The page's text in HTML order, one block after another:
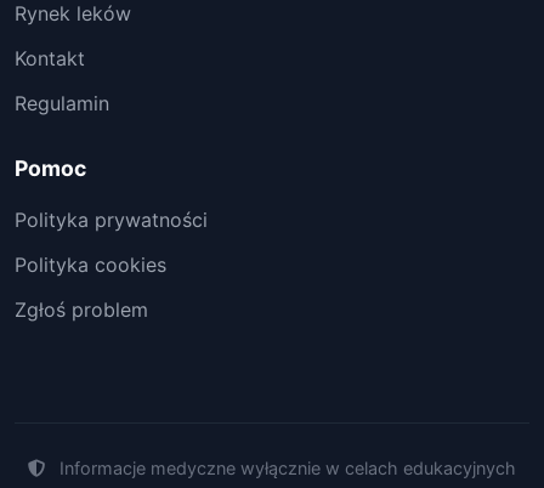
Rynek leków
Kontakt
Regulamin
Pomoc
Polityka prywatności
Polityka cookies
Zgłoś problem
Informacje medyczne wyłącznie w celach edukacyjnych